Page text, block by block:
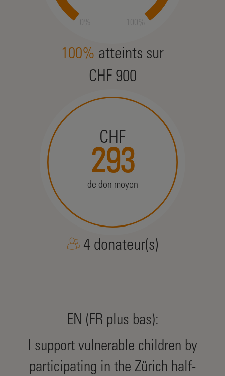
0% 100%
100% atteints sur
CHF 900
CHF
293
de don moyen
4 donateur(s)
EN (FR plus bas):
I support vulnerable children by
participating in the Zürich half-